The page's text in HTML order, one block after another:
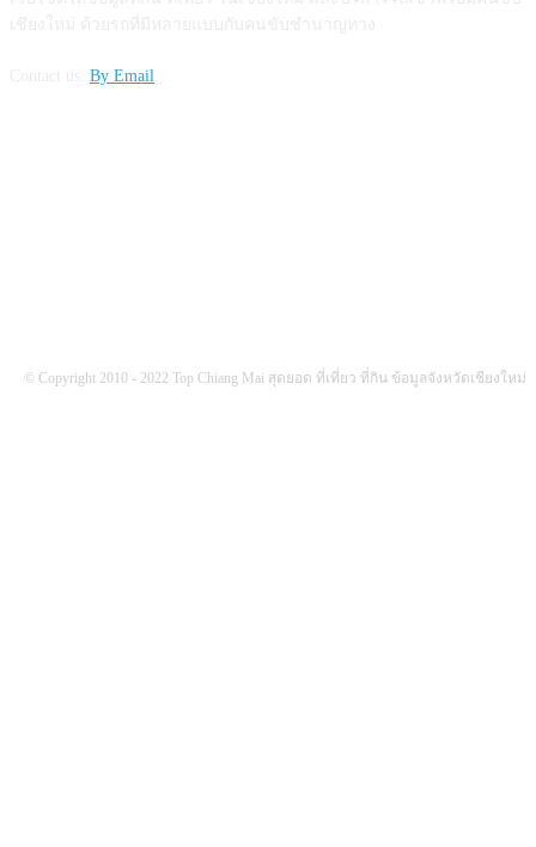
By Email
© Copyright 2010 - 2022 Top Chiang Mai สุดยอด ที่เที่ยว ที่กิน ข้อมูลจังหวัดเชียงใหม่